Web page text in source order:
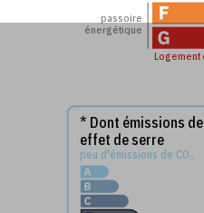
Logement
passoire
énergétique
* Dont émissions
effet de serre
peu d'émissions de CO₂